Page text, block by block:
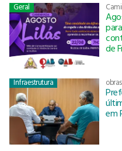
Geral
de
Infraestrutura
em